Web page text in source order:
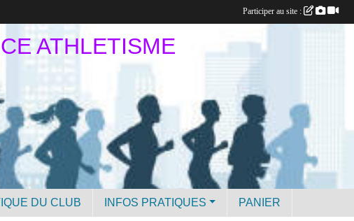
ATHLETISME
DU CLUB INFOS PRATIQUES PANIER
Participer au site :